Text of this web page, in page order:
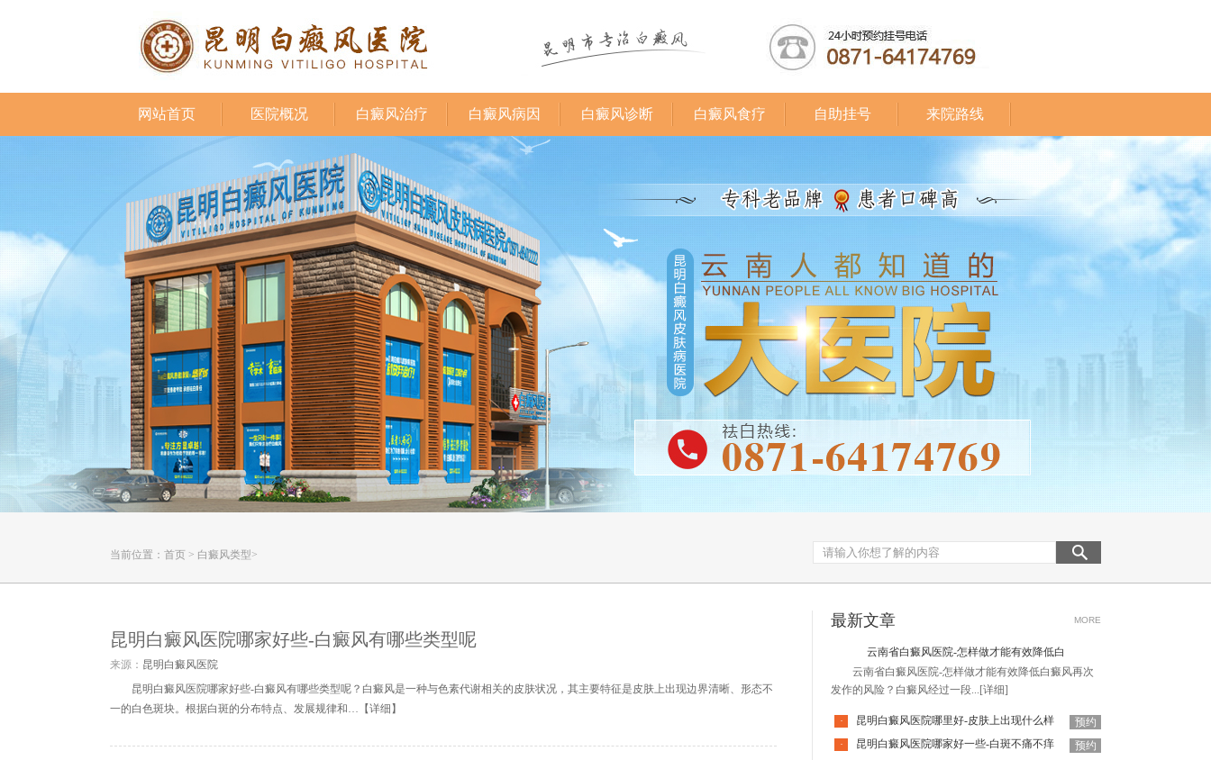
网站首页 医院概况 白癜风治疗 白癜风病因 白癜风诊断 白癜风食疗 自助挂号 来院路线
当前位置： 首页 > 白癜风类型>
昆明白癜风医院哪家好些-白癜风有哪些类型呢
来源： 昆明白癜风医院
昆明白癜风医院哪家好些-白癜风有哪些类型呢？白癜风是一种与色素代谢相关的皮肤状况，其主要特征是皮肤上出现边界清晰、形态不
一的白色斑块。根据白斑的分布特点、发展规律和…【详细 】
最新文章 MORE
云南省白癜风医院-怎样做才能有效降低白
云南省白癜风医院-怎样做才能有效降低白癜风再次
发作的风险？白癜风经过一段... [详细]
· 昆明白癜风医院哪里好-皮肤上出现什么样
预约
·
昆明白癜风医院哪家好一些-白斑不痛不痒
预约